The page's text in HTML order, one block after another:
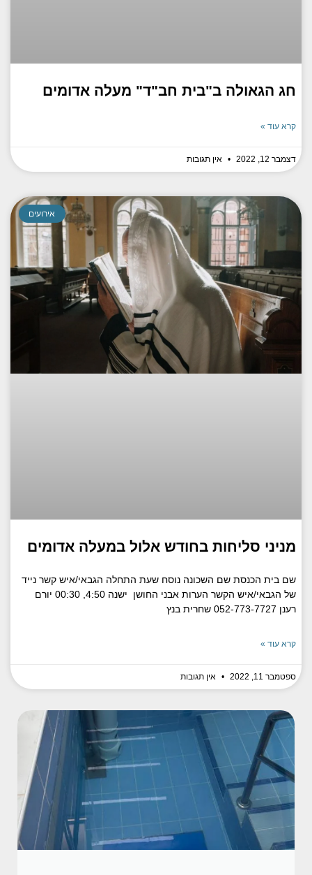
חג הגאולה ב"בית חב"ד" מעלה אדומים
קרא עוד »
דצמבר 12, 2022 אין תגובות
אירועים
מניני סליחות בחודש אלול במעלה אדומים
שם בית הכנסת שם השכונה נוסח שעת התחלה הגבאי/איש קשר נייד
של הגבאי/איש הקשר הערות אבני החושן ישנה 4:50, 00:30 יורם
רענן 052-773-7727 שחרית בנץ
קרא עוד »
ספטמבר 11, 2022 אין תגובות